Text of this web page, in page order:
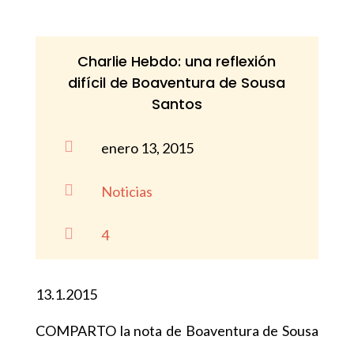
Charlie Hebdo: una reflexión
difícil de Boaventura de Sousa
Santos
 enero 13, 2015
 Noticias
 4
13.1.2015
COMPARTO la nota de Boaventura de Sousa